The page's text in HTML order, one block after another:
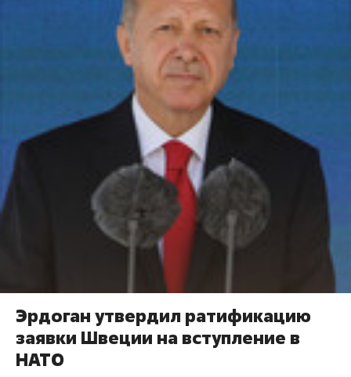
Эрдоган утвердил ратификацию
заявки Швеции на вступление в
НАТО